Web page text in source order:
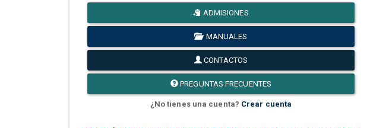
ADMISIONES
MANUALES
CONTACTOS
PREGUNTAS FRECUENTES
¿No tienes una cuenta? Crear cuenta